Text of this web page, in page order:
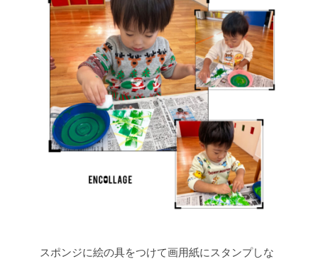
スポンジに絵の具をつけて画用紙にスタンプしな